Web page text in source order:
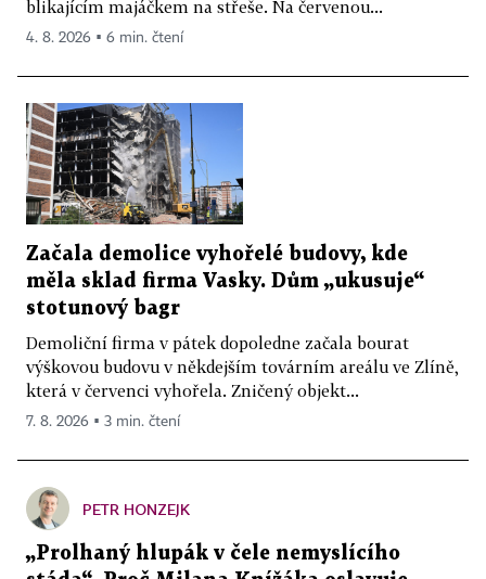
blikajícím majáčkem na střeše. Na červenou...
4. 8. 2026 ▪ 6 min. čtení
Začala demolice vyhořelé budovy, kde
měla sklad firma Vasky. Dům „ukusuje“
stotunový bagr
Demoliční firma v pátek dopoledne začala bourat
výškovou budovu v někdejším továrním areálu ve Zlíně,
která v červenci vyhořela. Zničený objekt...
7. 8. 2026 ▪ 3 min. čtení
PETR HONZEJK
„Prolhaný hlupák v čele nemyslícího